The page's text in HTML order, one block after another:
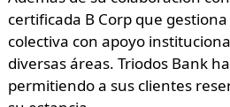
certificada B Corp que
colectiva con apoyo
diversas áreas. Triodos Bank
permitiendo a sus clientes